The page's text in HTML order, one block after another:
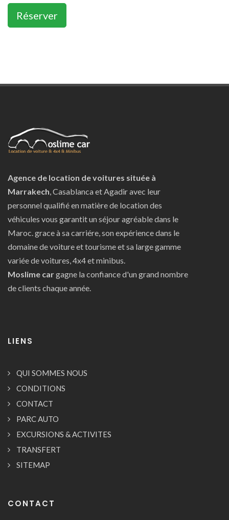
Réserver
Agence de location de voitures située à
Marrakech , Casablanca et Agadir avec leur
personnel qualifié en matière de location des
véhicules vous garantit un séjour agréable dans le
Maroc. grace à sa carriére, son expérience dans le
domaine de voiture et tourisme et sa large gamme
variée de voitures, 4x4 et minibus.
Moslime cargagne la confiance d'un grand nombre
de clients chaque année.
LIENS
QUI SOMMES NOUS
CONDITIONS
CONTACT
PARC AUTO
EXCURSIONS & ACTIVITES
TRANSFERT
SITEMAP
CONTACT